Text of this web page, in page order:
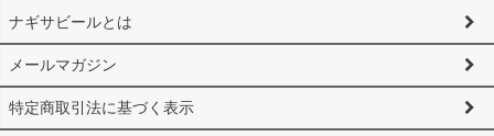
ナギサビールとは
メールマガジン
特定商取引法に基づく表示